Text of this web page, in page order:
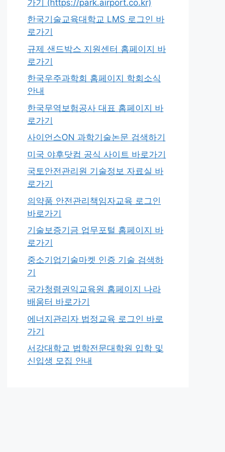
가기 (https://park.airport.co.kr)
한국기술교육대학교 LMS 로그인 바
로가기
규제 샌드박스 지원센터 홈페이지 바
로가기
한국우주과학회 홈페이지 학회소식
안내
한국무역보험공사 대표 홈페이지 바
로가기
사이언스ON 과학기술논문 검색하기
미국 야후닷컴 공식 사이트 바로가기
국토안전관리원 기술정보 자료실 바
로가기
의약품 안전관리책임자교육 로그인
바로가기
기술보증기금 업무포털 홈페이지 바
로가기
중소기업기술마켓 인증 기술 검색하
기
국가청렴권익교육원 홈페이지 나라
배움터 바로가기
에너지관리자 법정교육 로그인 바로
가기
서강대학교 법학전문대학원 입학 및
신입생 모집 안내